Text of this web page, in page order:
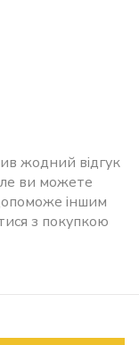
жодний відгук
ви можете
іншим
з покупкою